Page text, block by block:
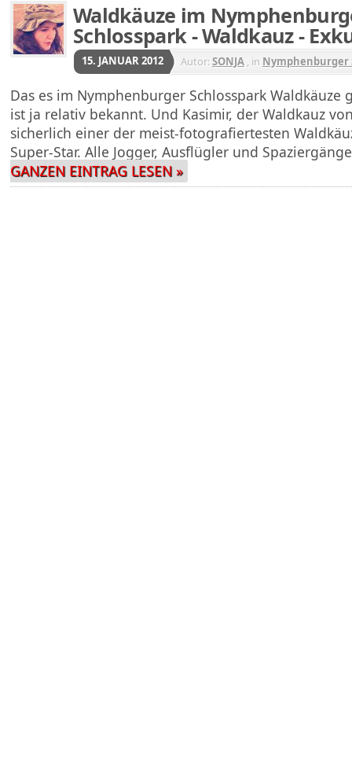
Waldkäuze im
Schlosspark - Waldkauz -
15. JANUAR 2012 Autor:SONJA , in Nymphenburger
Das es im Nymphenburger Schlosspark Waldkäuze
ist ja relativ bekannt. Und Kasimir, der Waldkauz
sicherlich einer der meist-fotografiertesten
Super-Star. Alle Jogger, Ausflügler und
GANZEN EINTRAG LESEN »